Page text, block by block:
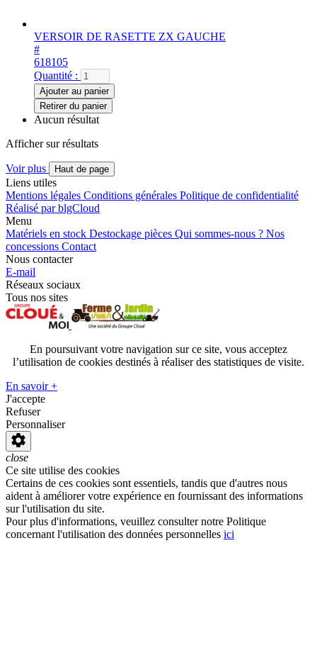
VERSOIR DE RASETTE ZX GAUCHE
#
618105
Quantité :
Ajouter au panier
Retirer du panier
Aucun résultat
Affichersurrésultats
Voir plus Haut de page
Liens utiles
Mentions légales Conditions générales Politique de confidentialité
Réalisé par blgCloud
Menu
Matériels en stock Destockage pièces Qui sommes-nous ? Nos
concessions Contact
Nous contacter
E-mail
Réseaux sociaux
Tous nos sites
En poursuivant votre navigation sur ce site, vous acceptez
l’utilisation de cookies destinés à réaliser des statistiques de visite.
En savoir +
J'accepte
Refuser
Personnaliser
close
Ce site utilise des cookies
Certains de ces cookies sont essentiels, tandis que d'autres nous
aident à améliorer votre expérience en fournissant des informations
sur l'utilisation du site.
Pour plus d'informations, veuillez consulter notre Politique
concernant l'utilisation des données personnelles ici